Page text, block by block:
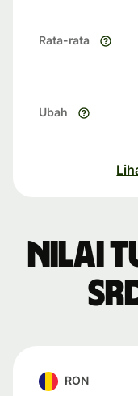
Rata-rata
Ubah
Nilai
RON